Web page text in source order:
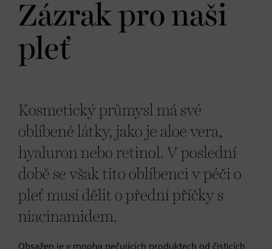
Zázrak pro naši
pleť
Kosmetický průmysl má své
oblíbené látky, jako je aloe vera,
hyaluron nebo retinol. V poslední
době se však tito oblíbenci v péči o
pleť musí dělit o přední příčky s
niacinamidem.
Obsažen je v mnoha pečujících produktech od čisticích